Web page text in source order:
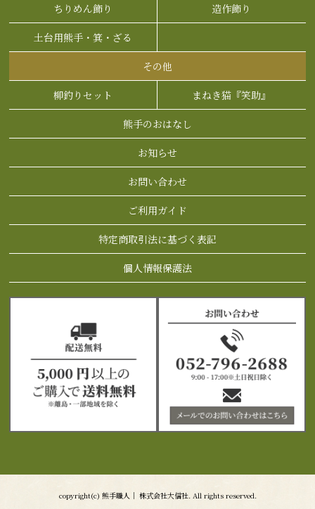
ちりめん飾り 造作飾り
土台用熊手・箕・ざる
その他
柳釣りセット まねき猫『笑助』
熊手のおはなし
お知らせ
お問い合わせ
ご利用ガイド
特定商取引法に基づく表記
個人情報保護法
copyright(c) 熊手職人｜ 株式会社大信社. All rights reserved.